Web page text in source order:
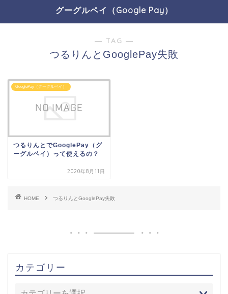
グーグルペイ（Google Pay）
― TAG ―
つるりんとGooglePay失敗
GooglePay（グーグルペイ）
つるりんとでGooglePay（グ
ーグルペイ）って使えるの？
2020年8月11日
HOME つるりんとGooglePay失敗
カテゴリー